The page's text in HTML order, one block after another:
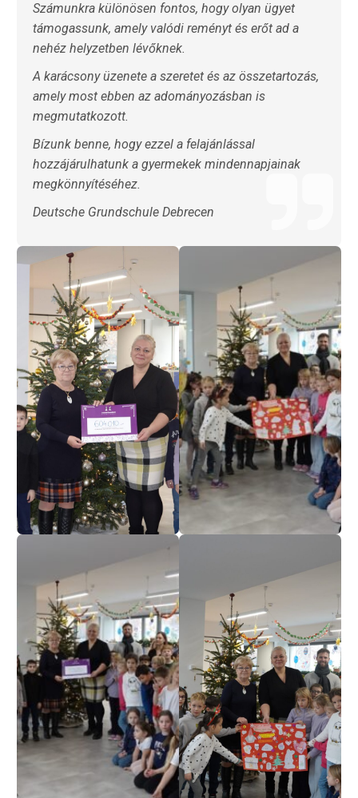
Számunkra különösen fontos, hogy olyan ügyet
támogassunk, amely valódi reményt és erőt ad a
nehéz helyzetben lévőknek.
A karácsony üzenete a szeretet és az összetartozás,
amely most ebben az adományozásban is
megmutatkozott.
Bízunk benne, hogy ezzel a felajánlással
hozzájárulhatunk a gyermekek mindennapjainak
megkönnyítéséhez.
Deutsche Grundschule Debrecen